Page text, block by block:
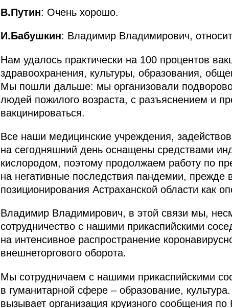
В.Путин: Очень хорошо.
И.Бабушкин: Владимир Владимирович,
Нам удалось практически на 100 процентов
здравоохранения, культуры, образования,
Мы пошли дальше: мы организовали
людей пожилого возраста, с разъяснением и
вакцинироваться.
Все наши медицинские учреждения,
на сегодняшний день оснащены средствами
кислородом, поэтому продолжаем работу по
на негативные последствия пандемии,
позиционирования Астраханской области как
Владимир Владимирович, в этой связи мы,
сотрудничество с нашими прикаспийскими
на интенсивное распространение
внешнеторгового оборота.
Мы сотрудничаем с нашими прикаспийскими
в гуманитарной сфере – образование,
вызывает организация круизного сообщения по